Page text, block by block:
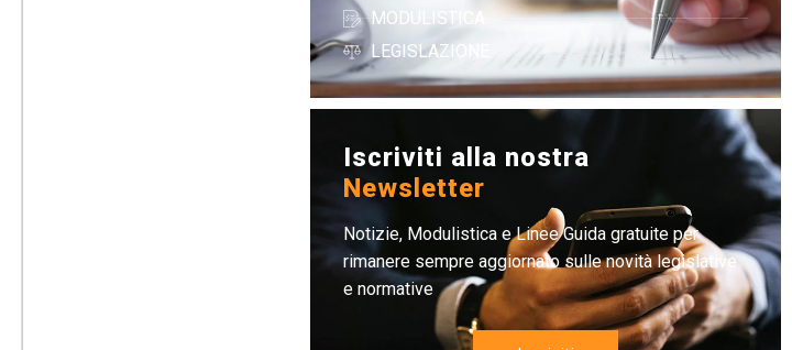
MODULISTICA
LEGISLAZIONE
Iscriviti alla nostra
Newsletter
Notizie, Modulistica e Linee Guida gratuite per
rimanere sempre aggiornato sulle novità legislative
e normative